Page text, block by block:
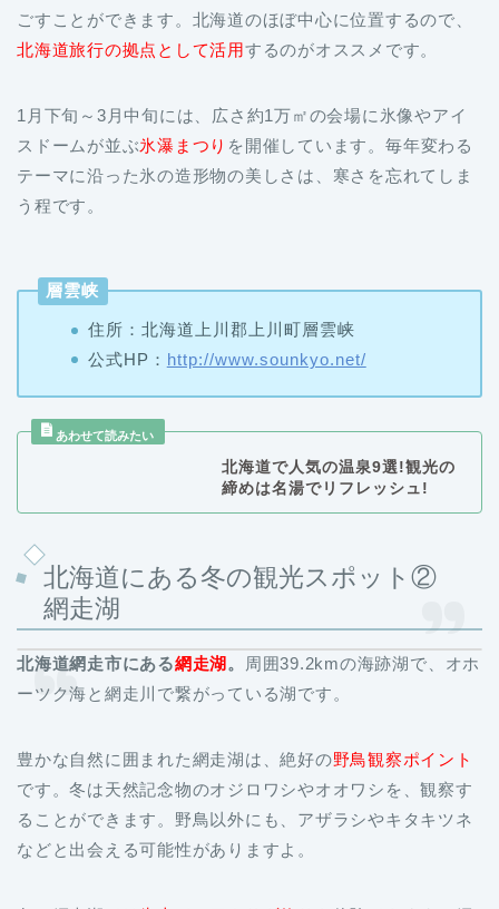
ごすことができます。北海道のほぼ中心に位置するので、
北海道旅行の拠点として活用するのがオススメです。
1月下旬～3月中旬には、広さ約1万㎡の会場に氷像やアイ
スドームが並ぶ氷瀑まつり を開催しています。毎年変わる
テーマに沿った氷の造形物の美しさは、寒さを忘れてしま
う程です。
層雲峡
住所：北海道上川郡上川町層雲峡
公式HP： http://www.sounkyo.net/
北海道で人気の温泉9選!観光の
締めは名湯でリフレッシュ!
北海道にある冬の観光スポット②
網走湖
北海道網走市にある網走湖 。
周囲39.2kmの海跡湖で、オホ
ーツク海と網走川で繋がっている湖です。
豊かな自然に囲まれた網走湖は、絶好の野鳥観察ポイント
です。冬は天然記念物のオジロワシやオオワシを、観察す
ることができます。野鳥以外にも、アザラシやキタキツネ
などと出会える可能性がありますよ。